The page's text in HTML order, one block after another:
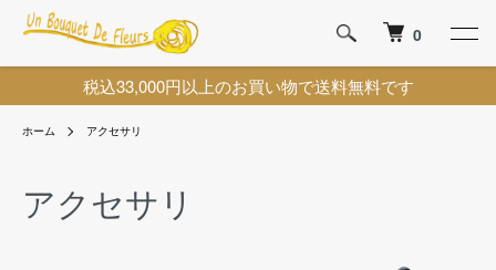
税込33,000円以上のお買い物で送料無料です
0
ホーム アクセサリ
アクセサリ